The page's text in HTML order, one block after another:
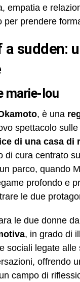
empatia e
per prendere
marie-lou
, è una
spettacolo
di una casa di
di cura centrato
parco, quando
profondo e
le due
le due donne
, in grado di
sociali legate
offrendo
campo di